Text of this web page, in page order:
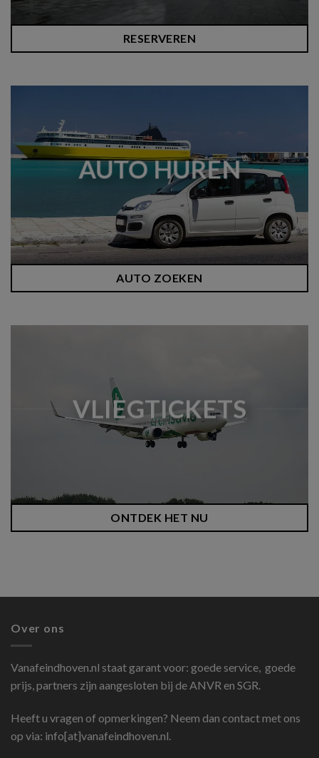
RESERVEREN
AUTO HUREN
AUTO ZOEKEN
VLIEGTICKETS
ONTDEK HET NU
Over ons
Vanafeindhoven.nl staat garant voor: goede service, goede
prijs, partners zijn aangesloten bij de ANVR en SGR.
Heeft u vragen of opmerkingen? Neem dan contact met ons
op via: info[at]vanafeindhoven.nl.